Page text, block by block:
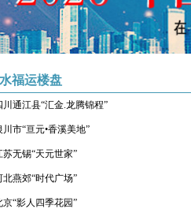
福运楼盘
川通江县“汇金.龙腾锦程”
川市“亘元•香溪美地”
苏无锡“天元世家”
北燕郊“时代广场”
京“影人四季花园”